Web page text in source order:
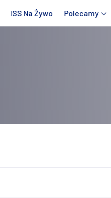
ISS Na Żywo Polecamy